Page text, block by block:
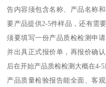
告内容须包含名称、产品名称
要产品提供2-5件样品，还有需
须要填写一份产品质检检测申
并出具正式报价单，再报价确
后在开始产品质检检测大概在4-
产品质量检验报告能全面、客